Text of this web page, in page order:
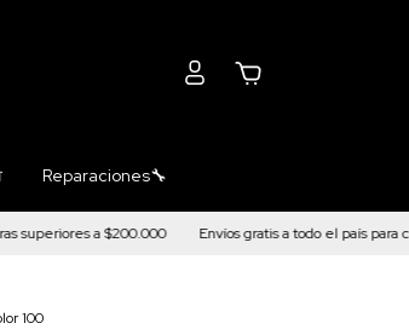
Reparaciones🔧
a $200.000 Envíos gratis a todo el país para
100